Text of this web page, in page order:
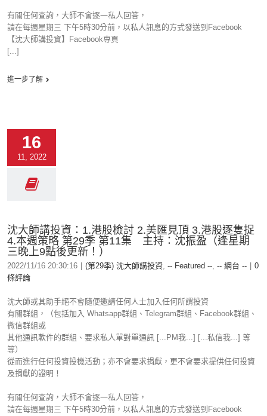
有關任何查詢，大師不會逐一私人回答，
請在每週星期三 下午5時30分前，以私人訊息的方式發送到Facebook
【沈大師講投資】Facebook專頁
[...]
進一步了解
16
11, 2022
沈大師講投資：1.港股檢討 2.美匯見頂 3.港股逐隻捉
4.本週策略 第29季 第11集 主持：沈振盈（逢星期
三晚上9點後更新！）
2022/11/16 20:30:16 (第29季) 沈大師講投資, -- Featured --, -- 網台 --
0
條評論
沈大師或其助手絕不會隨便邀請任何人士加入任何所謂投資
有關群組，（包括加入 Whatsapp群組、Telegram群組、Facebook群組、
微信群組或
其他通訊軟件的群組、要求私人單對單通訊 [...PM我...] [...私信我...] 等
等）
從而進行任何投資投機活動；亦不會要求捐獻，更不會要求提供任何投資
及捐獻的證明！
有關任何查詢，大師不會逐一私人回答，
請在每週星期三 下午5時30分前，以私人訊息的方式發送到Facebook